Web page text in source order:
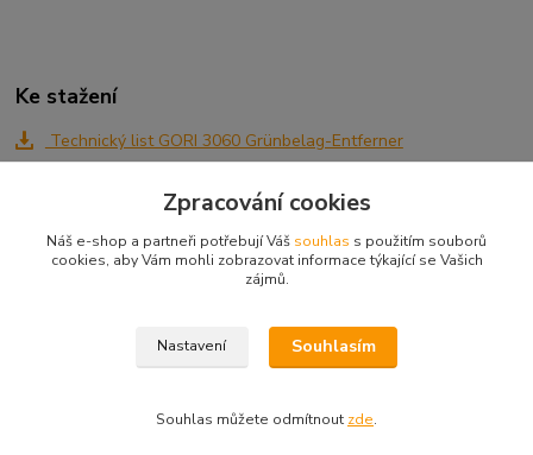
Ke stažení
Technický list GORI 3060 Grünbelag-Entferner
Zboží zařazeno v kategoriích
Příprava dřeva
Zpracování cookies
Náš e-shop a partneři potřebují Váš souhlas s použitím souborů
cookies, aby Vám mohli zobrazovat informace týkající se Vašich
zájmů.
Nastavení Souhlasím
Souhlas můžete odmítnout zde.